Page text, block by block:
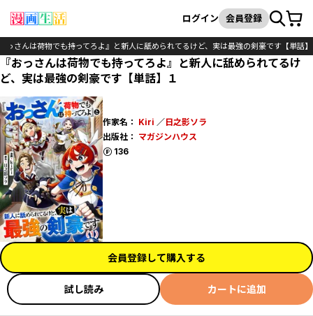
検索
ログイン 会員登録カート
っさんは荷物でも持ってろよ』と新人に舐められてるけど、実は最強の剣豪です【単話】
『おっさんは荷物でも持ってろよ』と新人に舐められてるけ
ど、実は最強の剣豪です【単話】１
作家名： Kiri ／日之影ソラ
出版社： マガジンハウス
136
ポイント
会員登録して購入する
試し読み カートに追加